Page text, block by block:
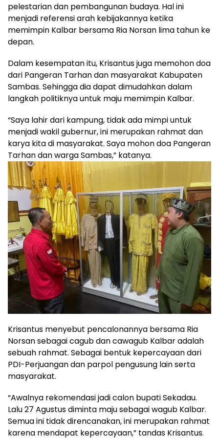
pelestarian dan pembangunan budaya. Hal ini
menjadi referensi arah kebijakannya ketika
memimpin Kalbar bersama Ria Norsan lima tahun ke
depan.
Dalam kesempatan itu, Krisantus juga memohon doa
dari Pangeran Tarhan dan masyarakat Kabupaten
Sambas. Sehingga dia dapat dimudahkan dalam
langkah politiknya untuk maju memimpin Kalbar.
“Saya lahir dari kampung, tidak ada mimpi untuk
menjadi wakil gubernur, ini merupakan rahmat dan
karya kita di masyarakat. Saya mohon doa Pangeran
Tarhan dan warga Sambas,” katanya.
Krisantus menyebut pencalonannya bersama Ria
Norsan sebagai cagub dan cawagub Kalbar adalah
sebuah rahmat. Sebagai bentuk kepercayaan dari
PDI-Perjuangan dan parpol pengusung lain serta
masyarakat.
“Awalnya rekomendasi jadi calon bupati Sekadau.
Lalu 27 Agustus diminta maju sebagai wagub Kalbar.
Semua ini tidak direncanakan, ini merupakan rahmat
karena mendapat kepercayaan,” tandas Krisantus.